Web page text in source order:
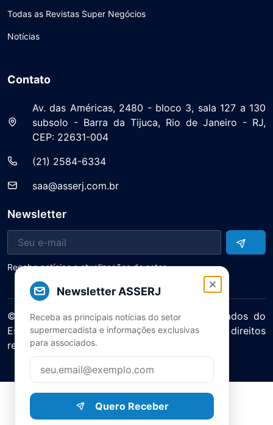
Newsletter ASSERJ
Receba as principais notícias do setor
supermercadista e informações exclusivas
para associados.
Quero Receber
Todas as Revistas Super Negócios
Notícias
Contato
Av. das Américas, 2480 - bloco 3, sala 127 a 130
subsolo - Barra da Tijuca, Rio de Janeiro - RJ,
CEP: 22631-004
(21) 2584-6334
saa@asserj.com.br
Newsletter
Receba notícias e atualizações do setor
© 2025 ASERJ – Associação de Supermercados do
Estado do Rio de Janeiro. Todos os direitos
reservados.
Política de Privacidade Termos de Uso